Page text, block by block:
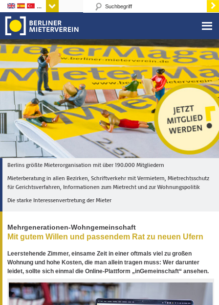
Sprachen
Berlins größte Mieterorganisation mit über 190.000 Mitgliedern
Mieterberatung in allen Bezirken, Schriftverkehr mit Vermietern, Mietrechtsschutz
für Gerichtsverfahren, Informationen zum Mietrecht und zur Wohnungspolitik
Die starke Interessenvertretung der Mieter
Mehrgenerationen-Wohngemeinschaft
Mit gutem Willen und passendem Rat zu neuen Ufern
Leerstehende Zimmer, einsame Zeit in einer oftmals viel zu großen
Wohnung und hohe Kosten, die man allein tragen muss: Wer darunter
leidet, sollte sich einmal die Online-Plattform „inGemeinschaft“ ansehen.